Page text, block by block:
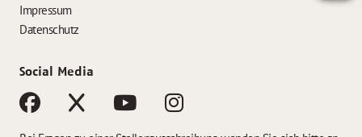
Impressum
Datenschutz
Social Media